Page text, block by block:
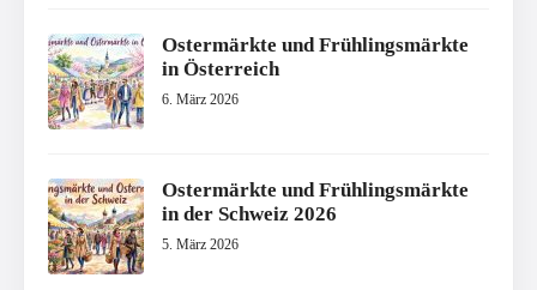
Ostermärkte und Frühlingsmärkte
in Österreich
6. März 2026
Ostermärkte und Frühlingsmärkte
in der Schweiz 2026
5. März 2026